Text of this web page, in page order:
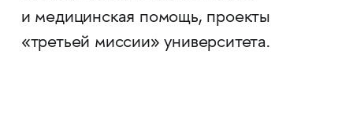
и медицинская помощь, проекты
«третьей миссии» университета.